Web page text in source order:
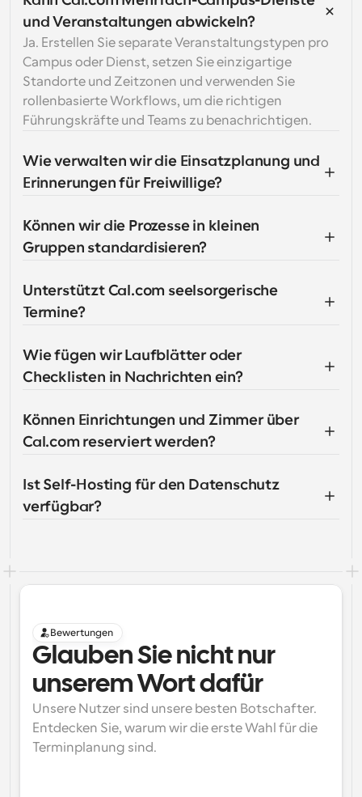
und Veranstaltungen abwickeln?
Ja. Erstellen Sie separate Veranstaltungstypen pro
Campus oder Dienst, setzen Sie einzigartige
Standorte und Zeitzonen und verwenden Sie
rollenbasierte Workflows, um die richtigen
Führungskräfte und Teams zu benachrichtigen.
Wie verwalten wir die Einsatzplanung und
Erinnerungen für Freiwillige?
Können wir die Prozesse in kleinen
Gruppen standardisieren?
Unterstützt Cal.com seelsorgerische
Termine?
Wie fügen wir Laufblätter oder
Checklisten in Nachrichten ein?
Können Einrichtungen und Zimmer über
Cal.com reserviert werden?
Ist Self-Hosting für den Datenschutz
verfügbar?
Bewertungen
Glauben Sie nicht nur
unserem Wort dafür
Unsere Nutzer sind unsere besten Botschafter.
Entdecken Sie, warum wir die erste Wahl für die
Terminplanung sind.